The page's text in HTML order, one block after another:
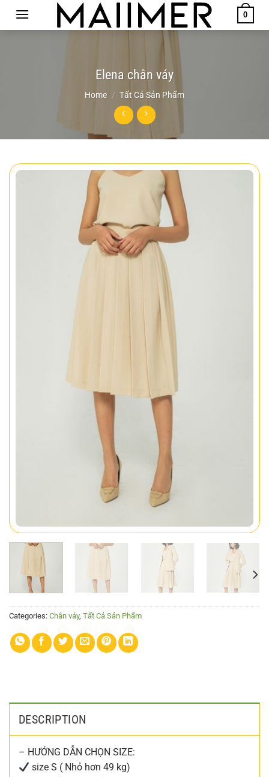
0
Elena chân váy
Home / Tất Cả Sản Phẩm
Categories: Chân váy, Tất Cả Sản Phẩm
DESCRIPTION
– HƯỚNG DẪN CHỌN SIZE:
size S ( Nhỏ hơn 49 kg)